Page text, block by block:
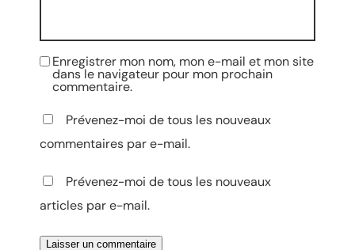
Enregistrer mon nom, mon e-mail et mon site
dans le navigateur pour mon prochain
commentaire.
Prévenez-moi de tous les nouveaux
commentaires par e-mail.
Prévenez-moi de tous les nouveaux
articles par e-mail.